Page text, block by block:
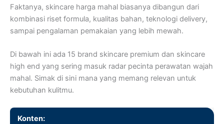
Faktanya, skincare harga mahal biasanya dibangun dari
kombinasi riset formula, kualitas bahan, teknologi delivery,
sampai pengalaman pemakaian yang lebih mewah.
Di bawah ini ada 15 brand skincare premium dan skincare
high end yang sering masuk radar pecinta perawatan wajah
mahal. Simak di sini mana yang memang relevan untuk
kebutuhan kulitmu.
Konten: